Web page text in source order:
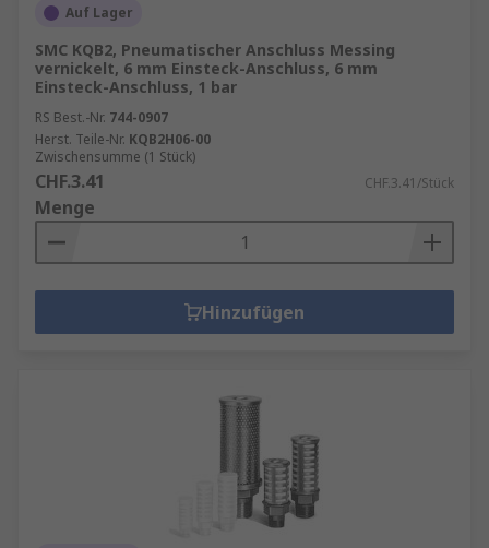
Auf Lager
SMC KQB2, Pneumatischer Anschluss Messing
vernickelt, 6 mm Einsteck-Anschluss, 6 mm
Einsteck-Anschluss, 1 bar
RS Best.-Nr. 744-0907
Herst. Teile-Nr. KQB2H06-00
Zwischensumme (1 Stück)
CHF.3.41 CHF.3.41/Stück
Menge
Hinzufügen